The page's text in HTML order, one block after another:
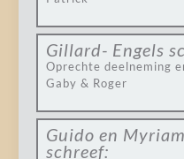
Gillard- Engels
Oprechte deelneming
Gaby & Roger
Guido en
schreef: